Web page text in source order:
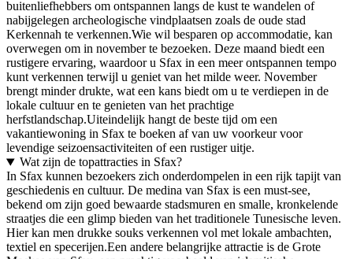
buitenliefhebbers om ontspannen langs de kust te wandelen of
nabijgelegen archeologische vindplaatsen zoals de oude stad
Kerkennah te verkennen.Wie wil besparen op accommodatie, kan
overwegen om in november te bezoeken. Deze maand biedt een
rustigere ervaring, waardoor u Sfax in een meer ontspannen tempo
kunt verkennen terwijl u geniet van het milde weer. November
brengt minder drukte, wat een kans biedt om u te verdiepen in de
lokale cultuur en te genieten van het prachtige
herfstlandschap.Uiteindelijk hangt de beste tijd om een
vakantiewoning in Sfax te boeken af van uw voorkeur voor
levendige seizoensactiviteiten of een rustiger uitje.
Wat zijn de topattracties in Sfax?
In Sfax kunnen bezoekers zich onderdompelen in een rijk tapijt van
geschiedenis en cultuur. De medina van Sfax is een must-see,
bekend om zijn goed bewaarde stadsmuren en smalle, kronkelende
straatjes die een glimp bieden van het traditionele Tunesische leven.
Hier kan men drukke souks verkennen vol met lokale ambachten,
textiel en specerijen.Een andere belangrijke attractie is de Grote